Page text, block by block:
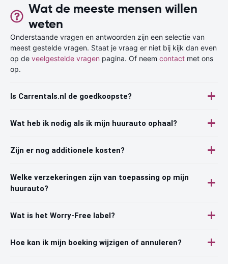
Wat de meeste mensen willen
weten
Onderstaande vragen en antwoorden zijn een selectie van
meest gestelde vragen. Staat je vraag er niet bij kijk dan even
op de veelgestelde vragen pagina. Of neem contact met ons
op.
Is Carrentals.nl de goedkoopste?
Wat heb ik nodig als ik mijn huurauto ophaal?
Zijn er nog additionele kosten?
Welke verzekeringen zijn van toepassing op mijn
huurauto?
Wat is het Worry-Free label?
Hoe kan ik mijn boeking wijzigen of annuleren?